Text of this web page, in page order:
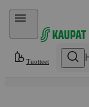
Hyppää sisältöön
Tuotteet